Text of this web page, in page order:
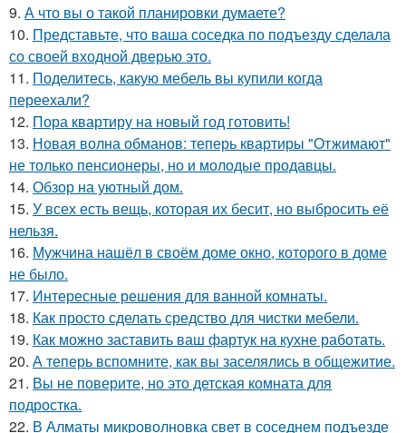
9. А что вы о такой планировки думаете?
10. Представьте, что ваша соседка по подъезду сделала
со своей входной дверью это.
11. Поделитесь, какую мебель вы купили когда
переехали?
12. Пора квартиру на новый год готовить!
13. Новая волна обманов: теперь квартиры "Отжимают"
не только пенсионеры, но и молодые продавцы.
14. Обзор на уютный дом.
15. У всех есть вещь, которая их бесит, но выбросить её
нельзя.
16. Мужчина нашёл в своём доме окно, которого в доме
не было.
17. Интересные решения для ванной комнаты.
18. Как просто сделать средство для чистки мебели.
19. Как можно заставить ваш фартук на кухне работать.
20. А теперь вспомните, как вы заселялись в общежитие.
21. Вы не поверите, но это детская комната для
подростка.
22. В Алматы микроволновка свет в соседнем подъезде